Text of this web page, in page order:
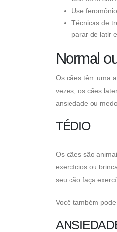
Use
Técnicas de
parar de latir
Normal
Os cães têm uma
vezes, os cães
ansiedade ou medo.
TÉDIO
Os cães são
exercícios ou
seu cão faça
Você também